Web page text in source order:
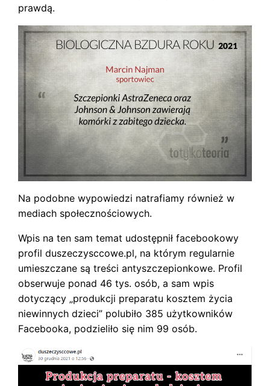
prawdą.
Na podobne wypowiedzi natrafiamy również w
mediach społecznościowych.
Wpis na ten sam temat udostępnił facebookowy
profil duszeczysccowe.pl, na którym regularnie
umieszczane są treści antyszczepionkowe. Profil
obserwuje ponad 46 tys. osób, a sam wpis
dotyczący „produkcji preparatu kosztem życia
niewinnych dzieci” polubiło 385 użytkowników
Facebooka, podzieliło się nim 99 osób.